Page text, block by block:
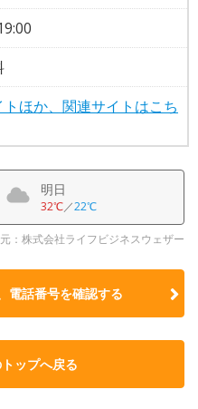
ほか、関連サイトはこち
明日
32℃／22℃
：株式会社ライフビジネスウェザー
電話番号を確認する
ップへ戻る